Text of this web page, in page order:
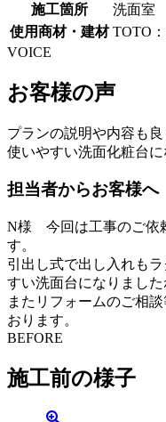
施工箇所
洗面室
使用商材・建材 TOTO
VOICE
お客様の声
プランの説明や内容も
使いやすい洗面化粧台に
担当者からお客様へ
N様 今回は工事のご依
す。
引出し式で出し入れも
すい洗面台になりました
またリフォームのご相
おります。
BEFORE
施工前の様子